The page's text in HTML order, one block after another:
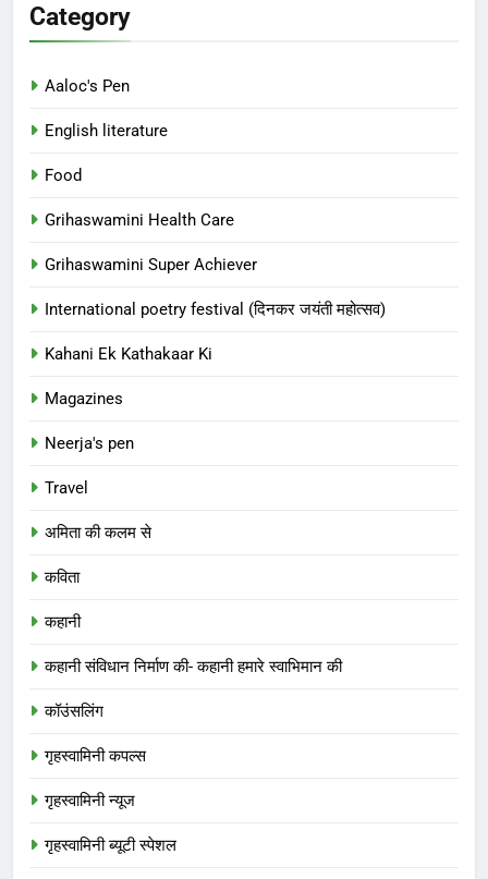
Category
Aaloc's Pen
English literature
Food
Grihaswamini Health Care
Grihaswamini Super Achiever
International poetry festival (दिनकर जयंती महोत्सव)
Kahani Ek Kathakaar Ki
Magazines
Neerja's pen
Travel
अमिता की कलम से
कविता
कहानी
कहानी संविधान निर्माण की- कहानी हमारे स्वाभिमान की
कॉउंसलिंग
गृहस्वामिनी कपल्स
गृहस्वामिनी न्यूज
गृहस्वामिनी ब्यूटी स्पेशल